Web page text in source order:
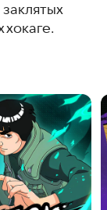
хокаге.